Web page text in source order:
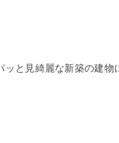
ッと見綺麗な新築の建物